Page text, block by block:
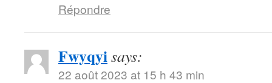
Répondre
Fwyqyisays:
22 août 2023 at 15 h 43 min